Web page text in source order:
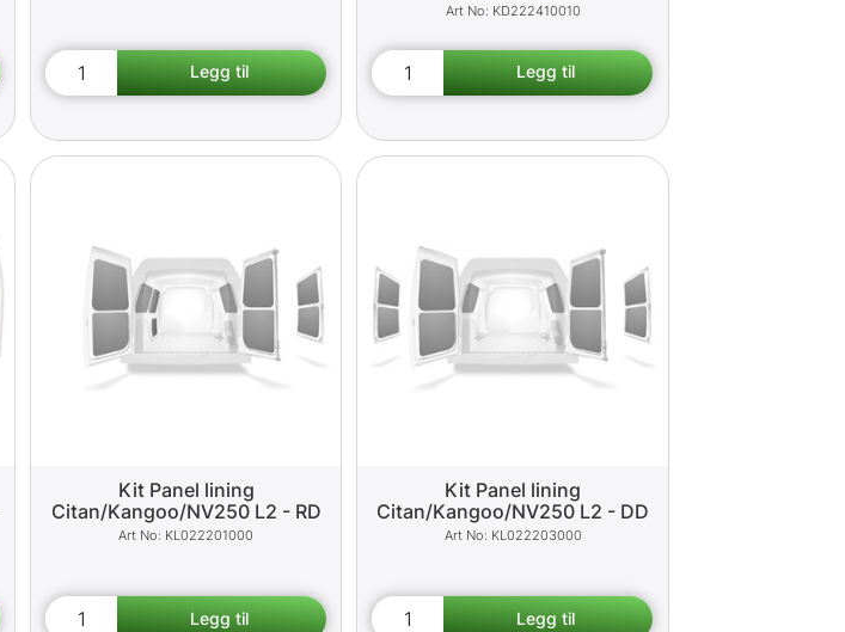
KD222410010
Kit Panel lining
Citan/Kangoo/NV250 L2 - RD
KL022201000
Kit Panel lining
Citan/Kangoo/NV250 L2 - DD
KL022203000